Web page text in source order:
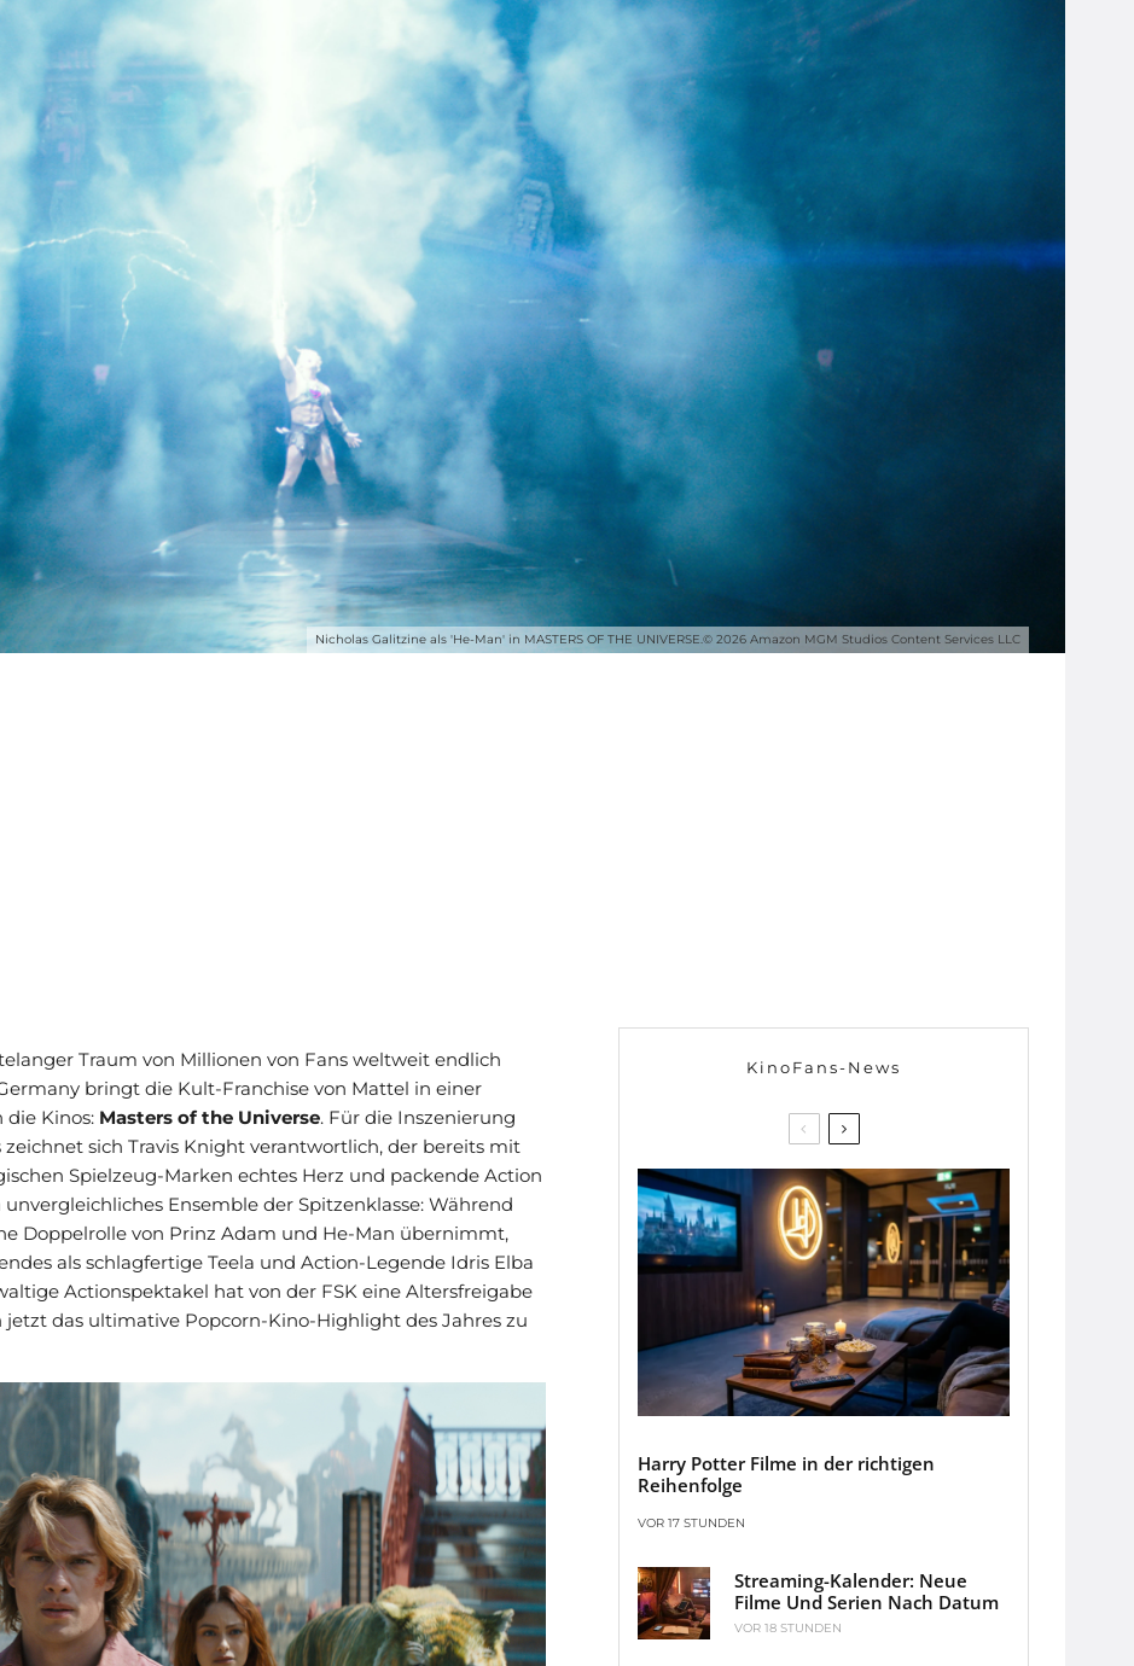
Nicholas Galitzine als 'He-Man' in MASTERS OF THE UNIVERSE.© 2026 Amazon MGM Studios Content Services LLC
Traum von Millionen von Fans weltweit endlich
bringt die Kult-Franchise von Mattel in einer
Kinos: Masters of the Universe. Für die Inszenierung
sich Travis Knight verantwortlich, der bereits mit
Spielzeug-Marken echtes Herz und packende Action
Ensemble der Spitzenklasse: Während
Doppelrolle von Prinz Adam und He-Man übernimmt,
als schlagfertige Teela und Action-Legende Idris Elba
Actionspektakel hat von der FSK eine Altersfreigabe
das ultimative Popcorn-Kino-Highlight des Jahres zu
KinoFans-News
Harry Potter Filme in der richtigen
Reihenfolge
VOR 17 STUNDEN
Streaming-Kalender: Neue
Filme Und Serien Nach Datum
VOR 18 STUNDEN